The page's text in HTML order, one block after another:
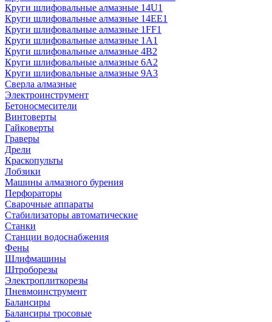
Круги шлифовальные алмазные 14U1
Круги шлифовальные алмазные 14ЕЕ1
Круги шлифовальные алмазные 1FF1
Круги шлифовальные алмазные 1А1
Круги шлифовальные алмазные 4В2
Круги шлифовальные алмазные 6A2
Круги шлифовальные алмазные 9А3
Сверла алмазные
Электроинструмент
Бетоносмесители
Винтоверты
Гайковерты
Граверы
Дрели
Краскопульты
Лобзики
Машины алмазного бурения
Перфораторы
Сварочные аппараты
Стабилизаторы автоматические
Станки
Станции водоснабжения
Фены
Шлифмашины
Штроборезы
Электроплиткорезы
Пневмоинструмент
Балансиры
Балансиры тросовые